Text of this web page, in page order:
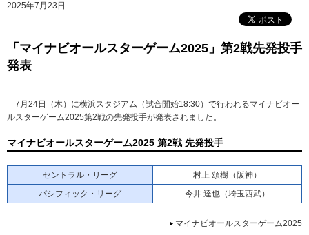
2025年7月23日
「マイナビオールスターゲーム2025」第2戦先発投手
発表
7月24日（木）に横浜スタジアム（試合開始18:30）で行われるマイナビオー
ルスターゲーム2025第2戦の先発投手が発表されました。
マイナビオールスターゲーム2025 第2戦 先発投手
セントラル・リーグ
村上 頌樹（阪神）
パシフィック・リーグ
今井 達也（埼玉西武）
マイナビオールスターゲーム2025